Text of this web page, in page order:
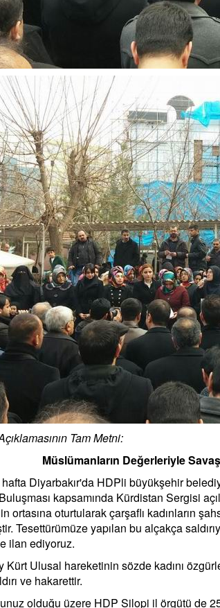
Tam Metni:
Müslümanların Değerleriyle
Diyarbakır'da HDPli büyükşehir
kapsamında Kürdistan Sergisi
ortasına oturtularak çarşaflı kadınların
Tesettürümüze yapılan bu alçakça
ilan ediyoruz.
Kürt Ulusal hareketinin sözde kadını
ve hakarettir.
olduğu üzere HDP Silopi il örgütü de 25